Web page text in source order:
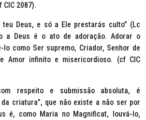
2087).
teu Deus, e só a Ele prestarás culto” (Lc
a Deus é o ato de adoração. Adorar o
lo como Ser supremo, Criador, Senhor de
Amor infinito e misericordioso. (cf CIC
respeito e submissão absoluta, é
da criatura”, que não existe a não ser por
é, como Maria no Magnificat, louvá-lo,